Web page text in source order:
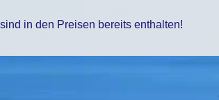
in den Preisen bereits enthalten!